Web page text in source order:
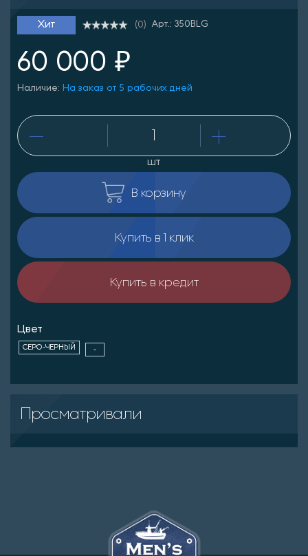
Хит (0) Арт.: 350BLG
60 000 ₽
Наличие: На заказ от 5 рабочих дней
шт
В корзину
Купить в 1 клик
Купить в кредит
Цвет
СЕРО-ЧЕРНЫЙ -
Просматривали